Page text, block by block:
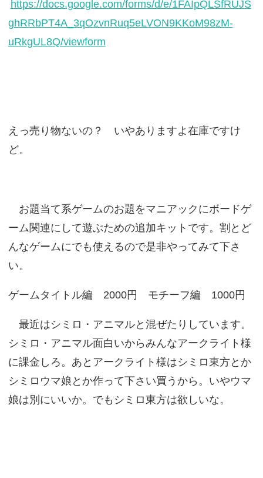
https://docs.google.com/forms/d/e/1FAIpQLSfRUJS
ghRRbPT4A_3qOzvnRuq5eLVON9KKoM98zM-
uRkgUL8Q/viewform
えっ売り物ないの？ いやありますよ在庫ですけ
ど。
お題当て系ゲームのお題をマニアックにボードゲ
ーム関連にして遊ぶための追加キットです。割とど
んなゲームにでも使えるので是非やってみて下さ
い。
ゲームタイトル編 2000円 モチーフ編 1000円
最近はシミロ・アニマルと混ぜたりしています。
シミロ・アニマル面白いからみんなアークライト様
に課金しろ。あとアークライト様はシミロ東方とか
シミロウマ娘とか作って下さい買うから。いやウマ
娘は別にいいか。でもシミロ東方は欲しいな。